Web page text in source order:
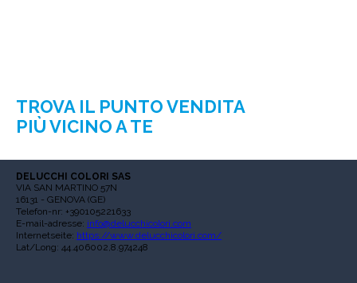
TROVA IL PUNTO VENDITA
PIÙ VICINO A TE
DELUCCHI COLORI SAS
VIA SAN MARTINO 57N
16131 - GENOVA (GE)
Telefon-nr: +390105221633
E-mail-adresse: info@delucchicolori.com
Internetseite: https://www.delucchicolori.com/
Lat/Long: 44.406002,8.974248